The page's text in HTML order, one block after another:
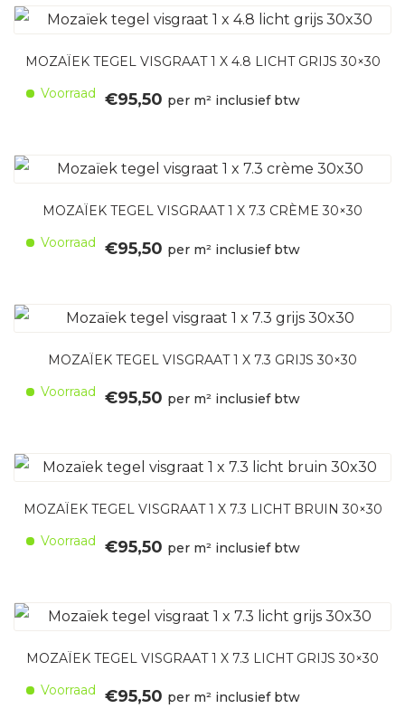
MOZAÏEK TEGEL VISGRAAT 1 X 4.8 LICHT GRIJS 30×30
Voorraad
€95,50 per m² inclusief btw
MOZAÏEK TEGEL VISGRAAT 1 X 7.3 CRÈME 30×30
Voorraad
€95,50 per m² inclusief btw
MOZAÏEK TEGEL VISGRAAT 1 X 7.3 GRIJS 30×30
Voorraad
€95,50 per m² inclusief btw
MOZAÏEK TEGEL VISGRAAT 1 X 7.3 LICHT BRUIN 30×30
Voorraad
€95,50 per m² inclusief btw
MOZAÏEK TEGEL VISGRAAT 1 X 7.3 LICHT GRIJS 30×30
Voorraad
€95,50 per m² inclusief btw